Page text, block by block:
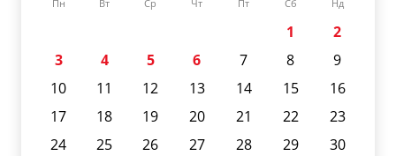
Пн Вт Ср Чт Пт Сб Нд
1
2
3
4 5 6 7 8
9
10
11 12 13 14 15
16
17
18 19 20 21 22
23
24
25 26 27 28 29
30